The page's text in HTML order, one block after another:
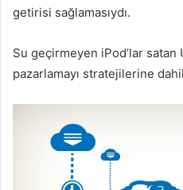
getirisi sağlamasıydı.
Su geçirmeyen iPod’lar
pazarlamayı stratejilerine